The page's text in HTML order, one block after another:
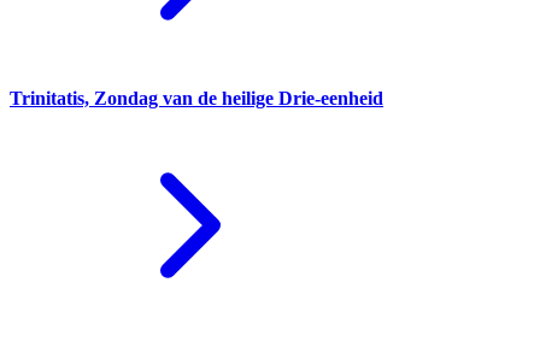
Trinitatis, Zondag van de heilige Drie-eenheid